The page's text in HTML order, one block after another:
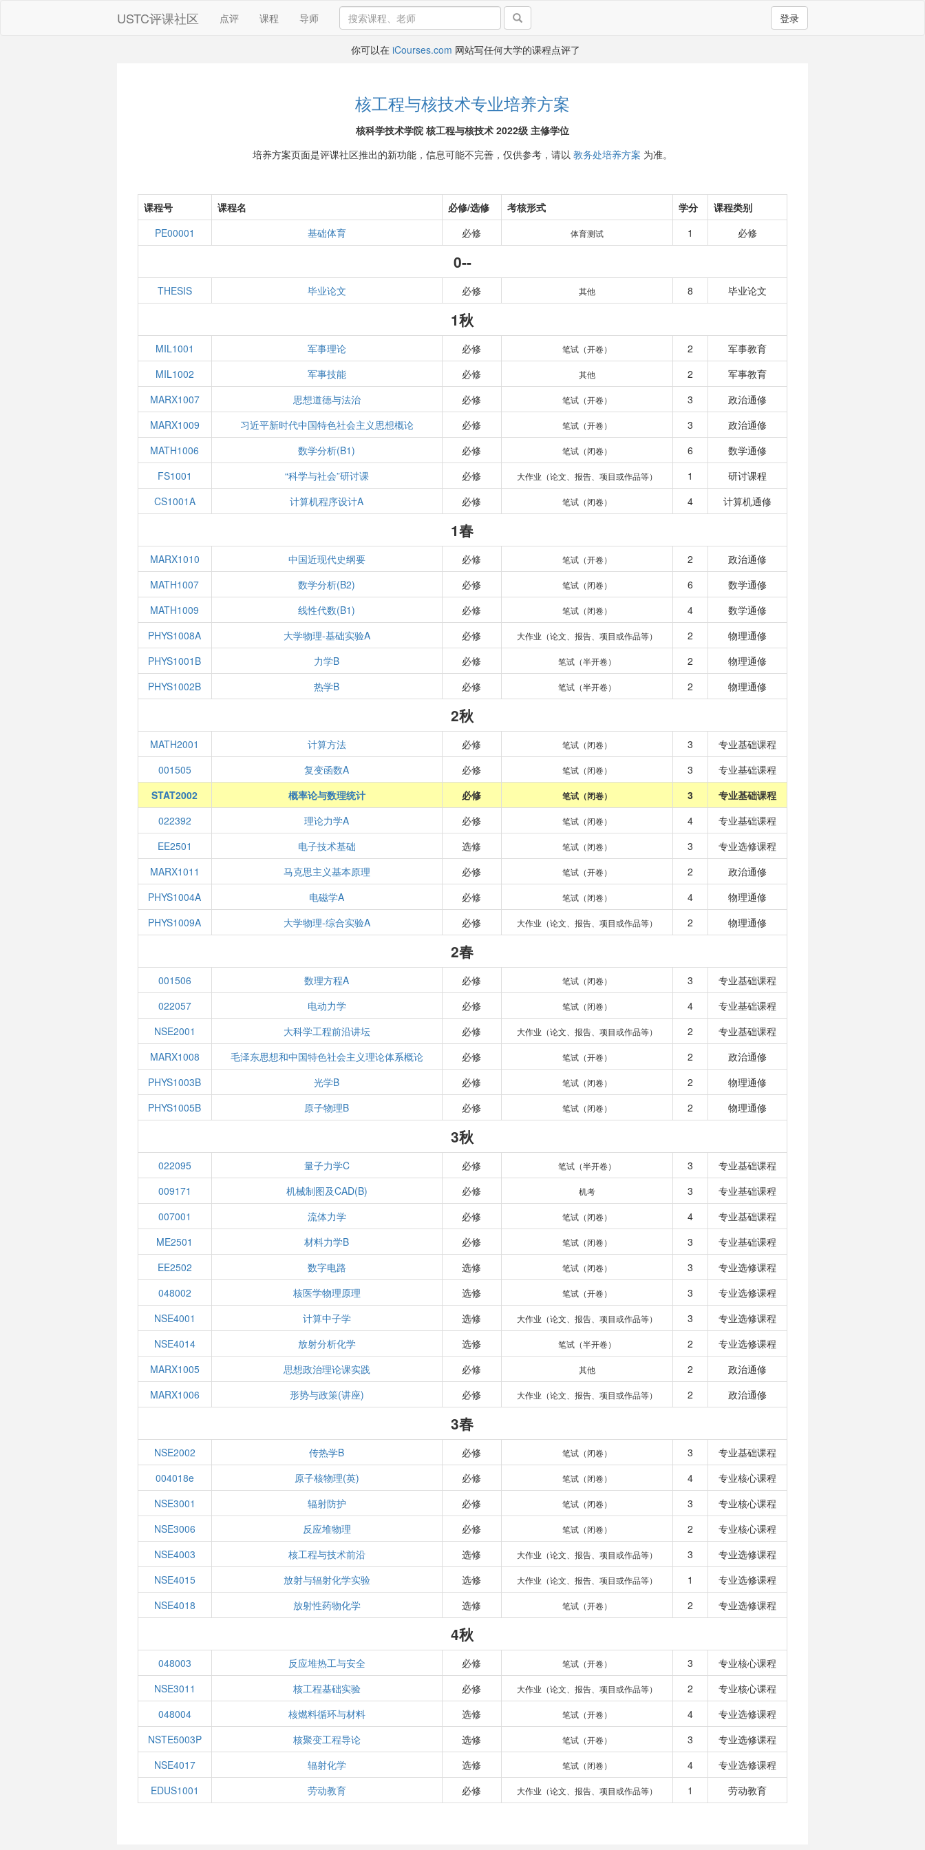
USTC评课社区 点评 课程 导师 登录
你可以在 iCourses.com 网站写任何大学的课程点评了
核工程与核技术专业培养方案
核科学技术学院 核工程与核技术 2022级 主修学位
培养方案页面是评课社区推出的新功能，信息可能不完善，仅供参考，请以 教务处培养方案 为准。
课程号 课程名 必修/选修 考核形式 学分
课程类别
PE00001
基础体育 必修 体育测试 1 必修
0--
THESIS 毕业论文 必修 其他 8 毕业论文
1秋
MIL1001 军事理论 必修 笔试（开卷） 2
军事教育
MIL1002
军事技能 必修 其他 2
军事教育
MARX1007
思想道德与法治 必修 笔试（开卷） 3
政治通修
MARX1009
习近平新时代中国特色社会主义思想概论 必修 笔试（开卷） 3
政治通修
MATH1006
数学分析(B1) 必修 笔试（闭卷） 6
数学通修
FS1001
“科学与社会”研讨课 必修 大作业（论文、报告、项目或作品等） 1
研讨课程
CS1001A
计算机程序设计A 必修 笔试（闭卷） 4 计算机通修
1春
MARX1010 中国近现代史纲要 必修 笔试（开卷） 2
政治通修
MATH1007
数学分析(B2) 必修 笔试（闭卷） 6
数学通修
MATH1009
线性代数(B1) 必修 笔试（闭卷） 4
数学通修
PHYS1008A
大学物理-基础实验A 必修 大作业（论文、报告、项目或作品等） 2
物理通修
PHYS1001B
力学B 必修 笔试（半开卷） 2
物理通修
PHYS1002B
热学B 必修 笔试（半开卷） 2 物理通修
2秋
MATH2001 计算方法 必修 笔试（闭卷） 3
专业基础课程
001505
复变函数A 必修 笔试（闭卷） 3
专业基础课程
STAT2002
概率论与数理统计 必修 笔试（闭卷） 3
专业基础课程
022392
理论力学A 必修 笔试（闭卷） 4
专业基础课程
EE2501
电子技术基础 选修 笔试（闭卷） 3
专业选修课程
MARX1011
马克思主义基本原理 必修 笔试（开卷） 2
政治通修
PHYS1004A
电磁学A 必修 笔试（闭卷） 4
物理通修
PHYS1009A
大学物理-综合实验A 必修 大作业（论文、报告、项目或作品等） 2 物理通修
2春
001506 数理方程A 必修 笔试（闭卷） 3
专业基础课程
022057
电动力学 必修 笔试（闭卷） 4
专业基础课程
NSE2001
大科学工程前沿讲坛 必修 大作业（论文、报告、项目或作品等） 2
专业基础课程
MARX1008
毛泽东思想和中国特色社会主义理论体系概论 必修 笔试（开卷） 2
政治通修
PHYS1003B
光学B 必修 笔试（闭卷） 2
物理通修
PHYS1005B
原子物理B 必修 笔试（闭卷） 2 物理通修
3秋
022095 量子力学C 必修 笔试（半开卷） 3
专业基础课程
009171
机械制图及CAD(B) 必修 机考 3
专业基础课程
007001
流体力学 必修 笔试（闭卷） 4
专业基础课程
ME2501
材料力学B 必修 笔试（闭卷） 3
专业基础课程
EE2502
数字电路 选修 笔试（闭卷） 3
专业选修课程
048002
核医学物理原理 选修 笔试（开卷） 3
专业选修课程
NSE4001
计算中子学 选修 大作业（论文、报告、项目或作品等） 3
专业选修课程
NSE4014
放射分析化学 选修 笔试（半开卷） 2
专业选修课程
MARX1005
思想政治理论课实践 必修 其他 2
政治通修
MARX1006
形势与政策(讲座) 必修 大作业（论文、报告、项目或作品等） 2 政治通修
3春
NSE2002 传热学B 必修 笔试（闭卷） 3
专业基础课程
004018e
原子核物理(英) 必修 笔试（闭卷） 4
专业核心课程
NSE3001
辐射防护 必修 笔试（闭卷） 3
专业核心课程
NSE3006
反应堆物理 必修 笔试（闭卷） 2
专业核心课程
NSE4003
核工程与技术前沿 选修 大作业（论文、报告、项目或作品等） 3
专业选修课程
NSE4015
放射与辐射化学实验 选修 大作业（论文、报告、项目或作品等） 1
专业选修课程
NSE4018
放射性药物化学 选修 笔试（开卷） 2 专业选修课程
4秋
048003 反应堆热工与安全 必修 笔试（开卷） 3
专业核心课程
NSE3011
核工程基础实验 必修 大作业（论文、报告、项目或作品等） 2
专业核心课程
048004
核燃料循环与材料 选修 笔试（开卷） 4
专业选修课程
NSTE5003P
核聚变工程导论 选修 笔试（开卷） 3
专业选修课程
NSE4017
辐射化学 选修 笔试（闭卷） 4
专业选修课程
EDUS1001
劳动教育 必修 大作业（论文、报告、项目或作品等） 1 劳动教育